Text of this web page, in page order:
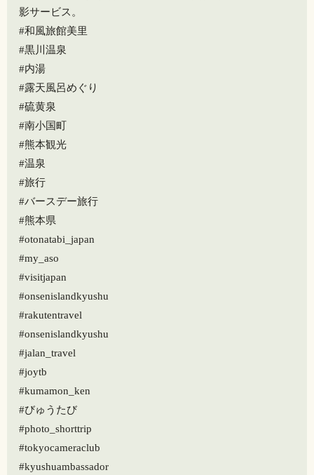
影サービス。
#和風旅館美里
#黒川温泉
#内湯
#露天風呂めぐり
#硫黄泉
#南小国町
#熊本観光
#温泉
#旅行
#バースデー旅行
#熊本県
#otonatabi_japan
#my_aso
#visitjapan
#onsenislandkyushu
#rakutentravel
#onsenislandkyushu
#jalan_travel
#joytb
#kumamon_ken
#びゅうたび
#photo_shorttrip
#tokyocameraclub
#kyushuambassador